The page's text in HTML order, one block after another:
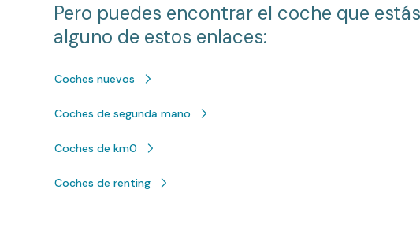
Pero puedes encontrar el coche que
alguno de estos enlaces:
Coches nuevos
Coches de segunda mano
Coches de km0
Coches de renting